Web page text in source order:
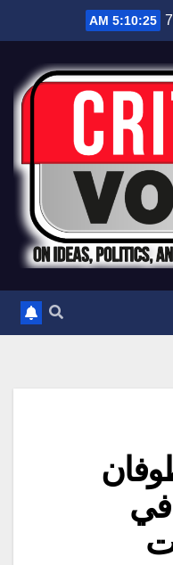
5:10:26 AM
في